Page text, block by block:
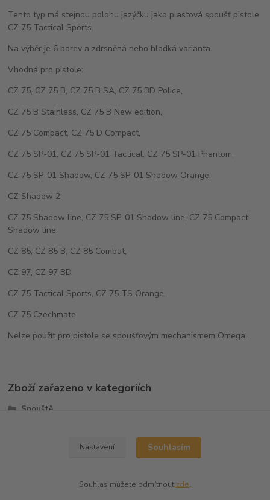
Tento typ má stejnou polohu jazýčku jako plastová spoušť pistole
CZ 75 Tactical Sports.
Na výběr je 6 barev a zdrsněná nebo hladká varianta.
Vhodná pro pistole:
CZ 75, CZ 75 B, CZ 75 B SA, CZ 75 BD Police,
CZ 75 B Stainless, CZ 75 B New edition,
CZ 75 Compact, CZ 75 D Compact,
CZ 75 SP-01, CZ 75 SP-01 Tactical, CZ 75 SP-01 Phantom,
CZ 75 SP-01 Shadow, CZ 75 SP-01 Shadow Orange,
CZ Shadow 2,
CZ 75 Shadow line, CZ 75 SP-01 Shadow line, CZ 75 Compact
Shadow line,
CZ 85, CZ 85 B, CZ 85 Combat,
CZ 97, CZ 97 BD,
CZ 75 Tactical Sports, CZ 75 TS Orange,
CZ 75 Czechmate.
Nelze použít pro pistole se spoušťovým mechanismem Omega.
Zboží zařazeno v kategoriích
Spouště
Nastavení Souhlasím
Souhlas můžete odmítnout zde.